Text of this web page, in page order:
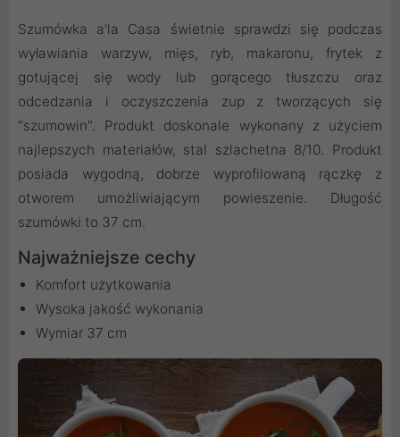
Szumówka a'la Casa świetnie sprawdzi się podczas
wyławiania warzyw, mięs, ryb, makaronu, frytek z
gotującej się wody lub gorącego tłuszczu oraz
odcedzania i oczyszczenia zup z tworzących się
"szumowin". Produkt doskonale wykonany z użyciem
najlepszych materiałów, stal szlachetna 8/10. Produkt
posiada wygodną, dobrze wyprofilowaną rączkę z
otworem umożliwiającym powieszenie. Długość
szumówki to 37 cm.
Najważniejsze cechy
Komfort użytkowania
Wysoka jakość wykonania
Wymiar 37 cm